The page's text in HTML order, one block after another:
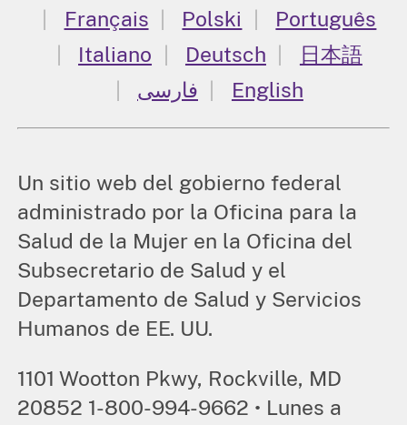
Français
Polski
Português
Italiano
Deutsch
日本語
فارسی
English
Un sitio web del gobierno federal
administrado por la Oficina para la
Salud de la Mujer en la Oficina del
Subsecretario de Salud y el
Departamento de Salud y Servicios
Humanos de EE. UU.
1101 Wootton Pkwy, Rockville, MD
20852 1-800-994-9662 • Lunes a